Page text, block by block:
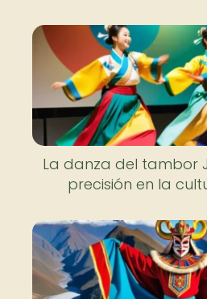
La danza del tambor
precisión en la